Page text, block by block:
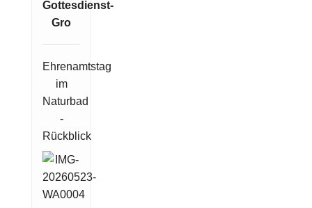
Ehrenamtstag
im
Naturbad
-
Rückblick